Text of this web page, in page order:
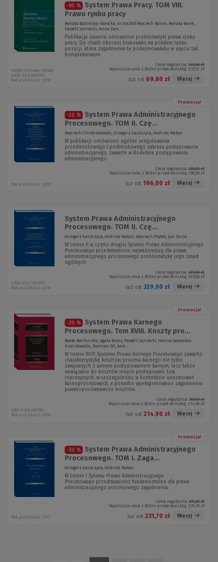
-80 %
System Prawa Pracy. TOM VIII.
Prawo rynku pracy
Renata Babińska-Górecka, Krzysztof Wojciech Baran, Renata Borek,
Paweł Czarnecki, Anna Dan...
Publikacja zawiera omówienie problematyki prawa rynku
pracy. Do chwili obecnej brakowało na polskim rynku
pozycji, która zagadnienia te podejmowałaby w ujęciu tak
kompleksowym.
Cena regularna: 349,00 zł
Najniższa cena z 30 dni przed obniżką: 237,32 zł
Już od: 69,80 zł Więcej
Wolters Kluwer Polska
KAM-3416 W01P01
Rok publikacji: 2018
Promocja!
-30 %
System Prawa Administracyjnego
Procesowego. TOM II. Czę...
Wojciech Chróścielewski, Grzegorz Łaszczyca, Andrzej Matan
W publikacji omówiono ogólne uregulowania
przedmiotowego i podmiotowego zakresu postępowania
administracyjnego, zawarte w Kodeksie postępowania
administracyjnego.
Cena regularna: 280,00 zł
Najniższa cena z 30 dni przed obniżką: 196,00 zł
Już od: 196,00 zł Więcej
Rok publikacji: 2018
System Prawa Administracyjnego
Procesowego. TOM II. Czę...
Grzegorz Łaszczyca, Andrzej Matan, Wojciech Piątek, Jan Tarno
W tomie II w części drugiej Sytemu Prawa Administracyjnego
Procesowego przedstawiono najważniejszą dla prawa
administracyjnego procesowego problematykę jego zasad
ogólnych
Cena regularna: 329,00 zł
Najniższa cena z 30 dni przed obniżką: 329,00 zł
Już od: 329,00 zł Więcej
KAM-3122 W01P01
Rok publikacji: 2018
Promocja!
-30 %
System Prawa Karnego
Procesowego. Tom XVIII. Koszty pro...
Beata Bachurska, Agata Bidas, Paweł Czarnecki, Hanna Gajewska-
Kraczkowska, Damian Gil, Ann...
W tomie XVIII Systemu Prawa Karnego Procesowego zawarto
charakterystykę kosztów procesu karnego nie tylko
związanych z samym postępowaniem karnym, lecz także
nawiązano do kosztów innych postępowań, tzw.
represyjnych, w szczególności w kontekście unormowań
karnoprocesowych, a ponadto wyeksponowano zagadnienia
prawnoporównawcze kosztów.
Cena regularna: 307,00 zł
Najniższa cena z 30 dni przed obniżką: 214,90 zł
Już od: 214,90 zł Więcej
EBO-2549 W01P01
Rok publikacji: 2018
Promocja!
-30 %
System Prawa Administracyjnego
Procesowego. TOM I. Zaga...
Grzegorz Łaszczyca, Andrzej Matan
W tomie I Sytemu Prawa Administracyjnego
Procesowego przedstawiono fundamentalne dla prawa
administracyjnego procesowego zagadnienia.
Cena regularna: 331,00 zł
Najniższa cena z 30 dni przed obniżką: 231,70 zł
Już od: 231,70 zł Więcej
Rok publikacji: 2017